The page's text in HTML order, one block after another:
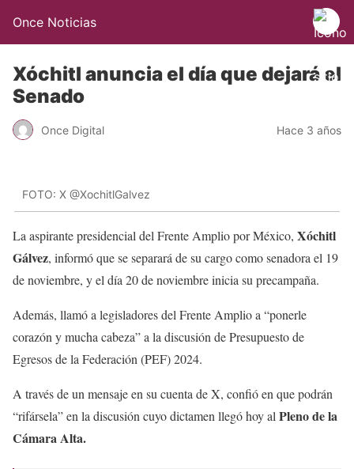
Once Noticias
Xóchitl anuncia el día que dejará el
Senado
Once Digital Hace 3 años
FOTO: X @XochitlGalvez
La aspirante presidencial del Frente Amplio por México, Xóchitl
Gálvez, informó que se separará de su cargo como senadora el 19
de noviembre, y el día 20 de noviembre inicia su precampaña.
Además, llamó a legisladores del Frente Amplio a “ponerle
corazón y mucha cabeza” a la discusión de Presupuesto de
Egresos de la Federación (PEF) 2024.
A través de un mensaje en su cuenta de X, confió en que podrán
“rifársela” en la discusión cuyo dictamen llegó hoy al Pleno de la
Cámara Alta.